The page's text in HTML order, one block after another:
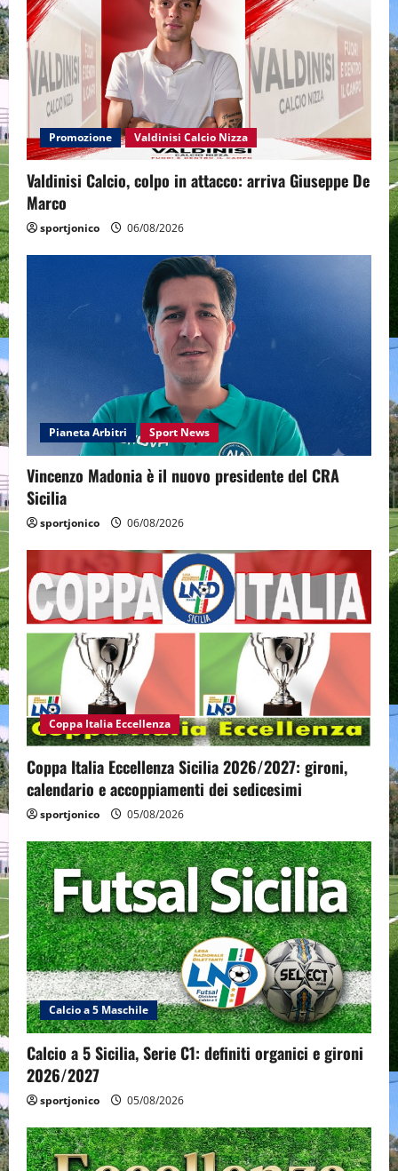
Promozione Valdinisi Calcio Nizza
Valdinisi Calcio, colpo in attacco: arriva Giuseppe De
Marco
sportjonico 06/08/2026
Pianeta Arbitri Sport News
Vincenzo Madonia è il nuovo presidente del CRA
Sicilia
sportjonico 06/08/2026
Coppa Italia Eccellenza
Coppa Italia Eccellenza Sicilia 2026/2027: gironi,
calendario e accoppiamenti dei sedicesimi
sportjonico 05/08/2026
Calcio a 5 Maschile
Calcio a 5 Sicilia, Serie C1: definiti organici e gironi
2026/2027
sportjonico 05/08/2026